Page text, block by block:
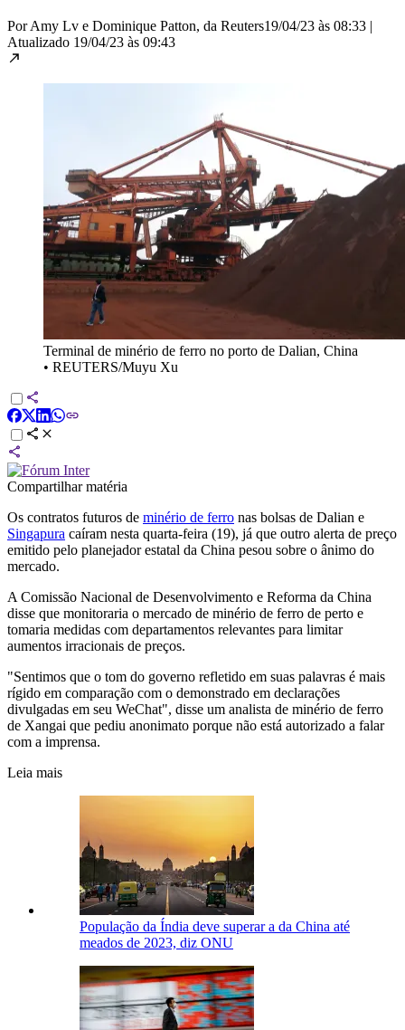
Por Amy Lv e Dominique Patton, da Reuters19/04/23 às 08:33 |
Atualizado 19/04/23 às 09:43
Terminal de minério de ferro no porto de Dalian, China
• REUTERS/Muyu Xu
Compartilhar matéria
Os contratos futuros de minério de ferro nas bolsas de Dalian e
Singapura caíram nesta quarta-feira (19), já que outro alerta de preço
emitido pelo planejador estatal da China pesou sobre o ânimo do
mercado.
A Comissão Nacional de Desenvolvimento e Reforma da China
disse que monitoraria o mercado de minério de ferro de perto e
tomaria medidas com departamentos relevantes para limitar
aumentos irracionais de preços.
"Sentimos que o tom do governo refletido em suas palavras é mais
rígido em comparação com o demonstrado em declarações
divulgadas em seu WeChat", disse um analista de minério de ferro
de Xangai que pediu anonimato porque não está autorizado a falar
com a imprensa.
Leia mais
População da Índia deve superar a da China até
meados de 2023, diz ONU